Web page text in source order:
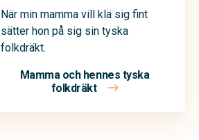
När min mamma vill klä sig fint
sätter hon på sig sin tyska
folkdräkt.
Mamma och hennes tyska
folkdräkt